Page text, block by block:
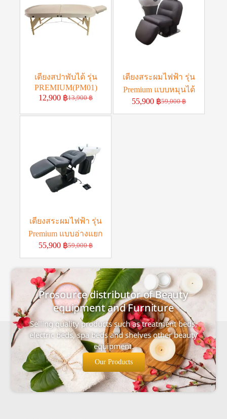
เตียงสปาพับได้ รุ่น
PREMIUM(PM01)
13,900฿
12,900 ฿
เตียงสระผมไฟฟ้า รุ่น
Premium แบบหมุนได้
59,000฿
55,900 ฿
เตียงสระผมไฟฟ้า รุ่น
Premium แบบอ่างแยก
59,000฿
55,900 ฿
Prosource distributor of Beauty
equipment and Furniture
Selling quality products such as treatment beds,
electric beds, spa beds and shelves other beauty
equipment.
Our Products